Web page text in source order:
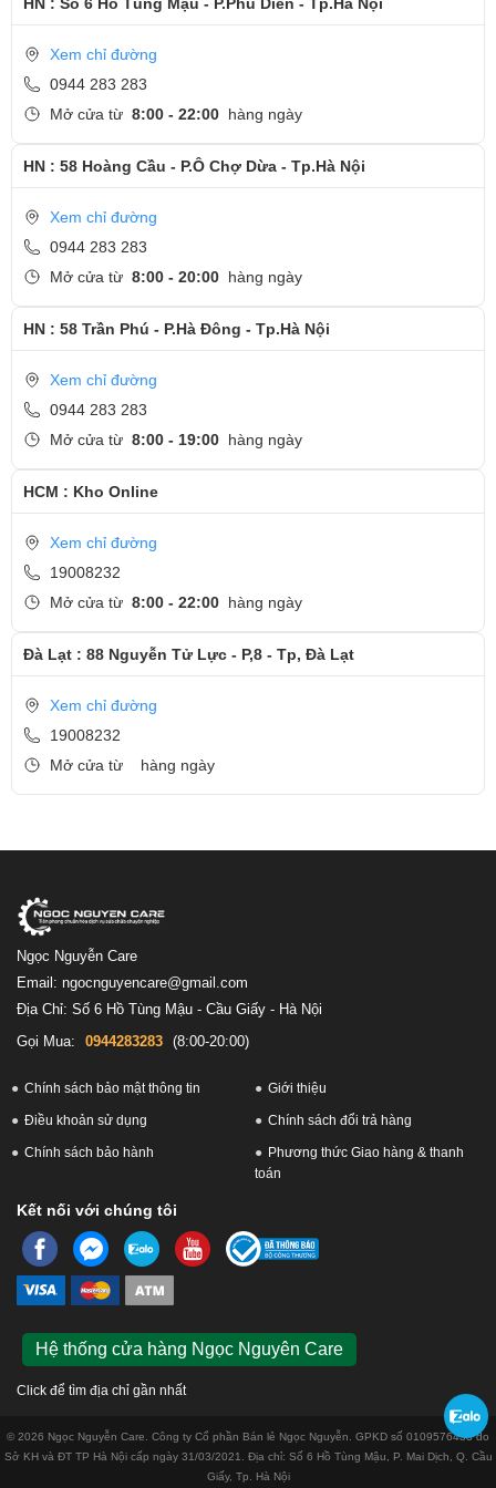
Xem chỉ đường
0944 283 283
Mở cửa từ 8:00 - 22:00 hàng ngày
HN : 58 Hoàng Cầu - P.Ô Chợ Dừa - Tp.Hà Nội
Xem chỉ đường
0944 283 283
Mở cửa từ 8:00 - 20:00 hàng ngày
HN : 58 Trần Phú - P.Hà Đông - Tp.Hà Nội
Xem chỉ đường
0944 283 283
Mở cửa từ 8:00 - 19:00 hàng ngày
HCM : Kho Online
Xem chỉ đường
19008232
Mở cửa từ 8:00 - 22:00 hàng ngày
Đà Lạt : 88 Nguyễn Tử Lực - P,8 - Tp, Đà Lạt
Xem chỉ đường
19008232
Mở cửa từ
hàng ngày
Ngọc Nguyễn Care
Email: ngocnguyencare@gmail.com
Địa Chỉ: Số 6 Hồ Tùng Mậu - Cầu Giấy - Hà Nội
Gọi Mua:
0944283283 (8:00-20:00)
Chính sách bảo mật thông tin Giới thiệu
Điều khoản sử dụng Chính sách đổi trả hàng
Chính sách bảo hành
Phương thức Giao hàng & thanh
toán
Kết nối với chúng tôi
Hệ thống cửa hàng Ngọc Nguyên Care
Click để tìm địa chỉ gần nhất
© 2026 Ngọc Nguyễn Care. Công ty Cổ phần Bán lẻ Ngọc Nguyễn. GPKD số 0109576433 do
Sở KH và ĐT TP Hà Nội cấp ngày 31/03/2021. Địa chỉ: Số 6 Hồ Tùng Mậu, P. Mai Dịch, Q. Cầu
Giấy, Tp. Hà Nội